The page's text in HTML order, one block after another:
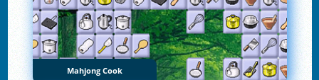
Mahjong Cook